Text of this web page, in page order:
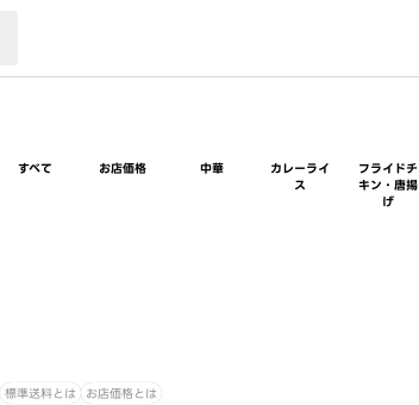
すべて お店価格 中華
カレーライ
ス
フライドチ
キン・唐揚
げ
標準送料とは お店価格とは